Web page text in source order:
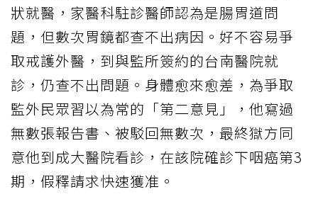
狀就醫，家醫科駐診醫師認為是腸胃道問
題，但數次胃鏡都查不出病因。好不容易爭
取戒護外醫，到與監所簽約的台南醫院就
診，仍查不出問題。身體愈來愈差，為爭取
監外民眾習以為常的「第二意見」，他寫過
無數張報告書、被駁回無數次，最終獄方同
意他到成大醫院看診，在該院確診下咽癌第3
期，假釋請求快速獲准。